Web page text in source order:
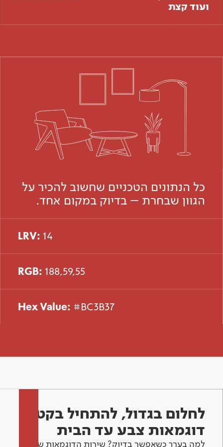
ועוד קצת
כל הנתונים הטכניים שחשוב להכיר על
הגוון שבחרת – בדיוק במקום אחד.
LRV: 14
RGB: 188,59,55
Hex Value: #BC3B37
לחלום בגדול, להתחיל בקטן -
דוגמאות צבע עד הבית
למה בערך כשאפשר בדיוק? שירות הדוגמאות שלנו